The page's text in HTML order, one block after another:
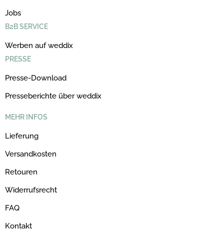
Jobs
B2B SERVICE
Werben auf weddix
PRESSE
Presse-Download
Presseberichte über weddix
MEHR INFOS
Lieferung
Versandkosten
Retouren
Widerrufsrecht
FAQ
Kontakt